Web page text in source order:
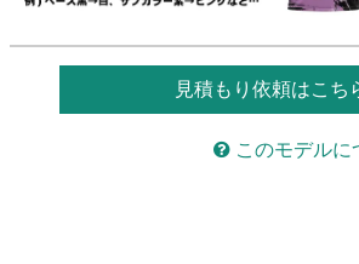
見積もり依頼はこち
このモデルに